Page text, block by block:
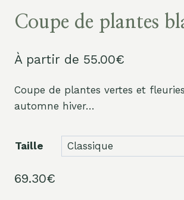
Coupe de plantes
À partir de 55.00€
Coupe de plantes vertes et
automne hiver…
Taille
69.30€